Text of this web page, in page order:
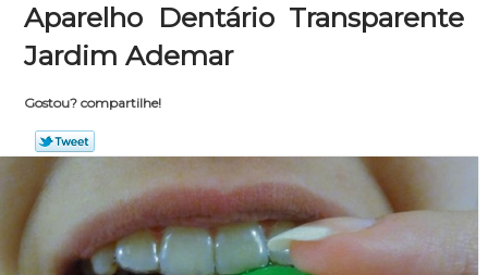
Aparelho Dentário Transparente
Jardim Ademar
Gostou? compartilhe!